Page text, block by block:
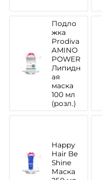
Подло
жка
Prodiva
AMINO
POWER
Липидн
ая
маска
100 мл
(розл.)
Happy
Hair Be
Shine
Маска